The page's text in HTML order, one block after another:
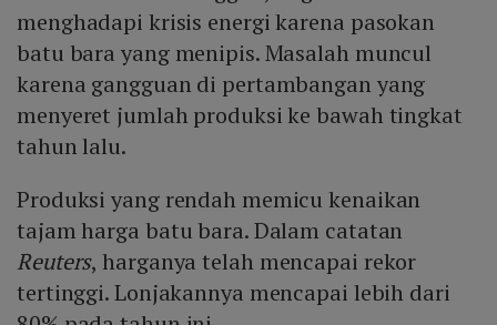
menghadapi krisis energi karena pasokan
batu bara yang menipis. Masalah muncul
karena gangguan di pertambangan yang
menyeret jumlah produksi ke bawah tingkat
tahun lalu.
Produksi yang rendah memicu kenaikan
tajam harga batu bara. Dalam catatan
Reuters, harganya telah mencapai rekor
tertinggi. Lonjakannya mencapai lebih dari